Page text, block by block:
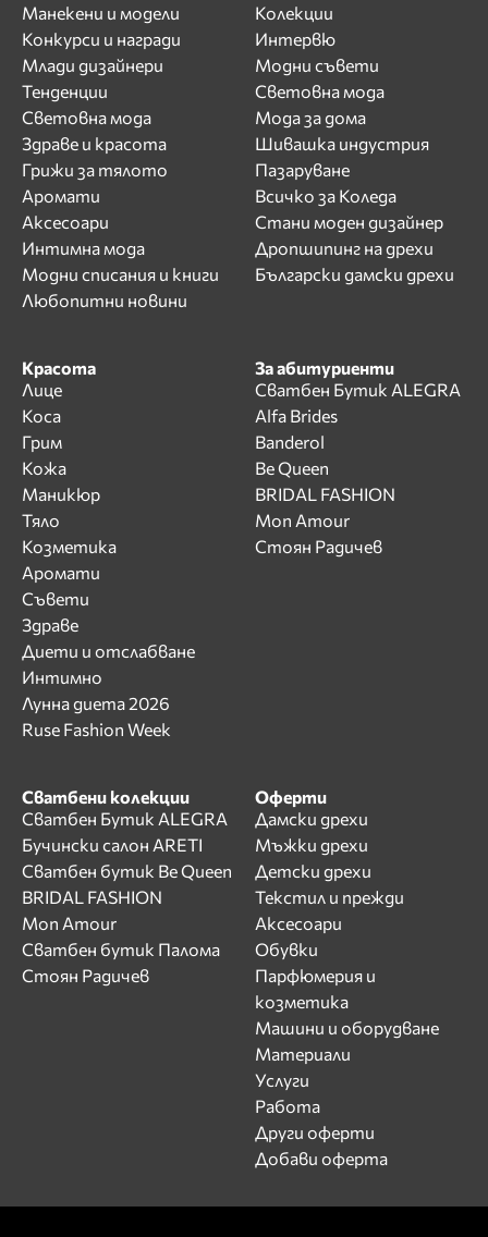
Манекени и модели
Конкурси и награди
Млади дизайнери
Тенденции
Световна мода
Здраве и красота
Грижи за тялото
Аромати
Аксесоари
Интимна мода
Модни списания и книги
Любопитни новини
Колекции
Интервю
Модни съвети
Световна мода
Мода за дома
Шивашка индустрия
Пазаруване
Всичко за Коледа
Стани моден дизайнер
Дропшипинг на дрехи
Български дамски дрехи
Красота
Лице
Коса
Грим
Кожа
Маникюр
Тяло
Козметика
Аромати
Съвети
Здраве
Диети и отслабване
Интимно
Лунна диета 2026
Ruse Fashion Week
За абитуриенти
Сватбен Бутик ALEGRA
Alfa Brides
Banderol
Be Queen
BRIDAL FASHION
Mon Amour
Стоян Радичев
Сватбени колекции
Сватбен Бутик ALEGRA
Бучински салон ARETI
Сватбен бутик Be Queen
BRIDAL FASHION
Mon Amour
Сватбен бутик Палома
Стоян Радичев
Оферти
Дамски дрехи
Мъжки дрехи
Детски дрехи
Текстил и прежди
Аксесоари
Обувки
Парфюмерия и
козметика
Машини и оборудване
Материали
Услуги
Работа
Други оферти
Добави оферта